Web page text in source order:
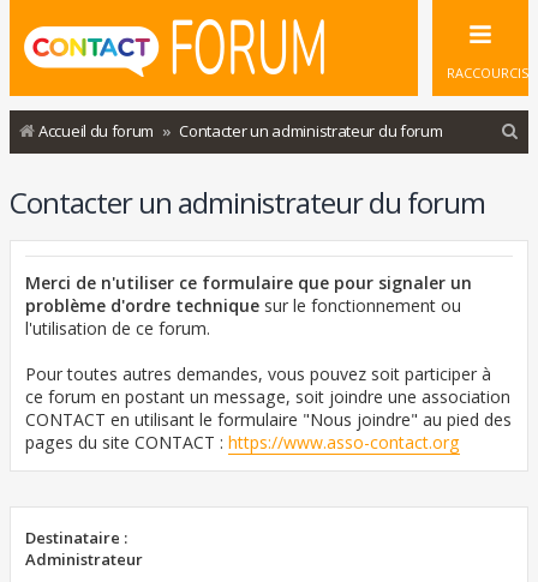
RACCOURCIS
Accueil du forum Contacter un administrateur du forum
Contacter un administrateur du forum
Merci de n'utiliser ce formulaire que pour signaler un
problème d'ordre technique sur le fonctionnement ou
l'utilisation de ce forum.
Pour toutes autres demandes, vous pouvez soit participer à
ce forum en postant un message, soit joindre une association
CONTACT en utilisant le formulaire "Nous joindre" au pied des
pages du site CONTACT : https://www.asso-contact.org
Destinataire :
Administrateur